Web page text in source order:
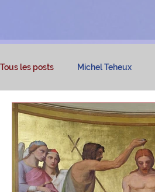
Tous les posts Michel Teheux